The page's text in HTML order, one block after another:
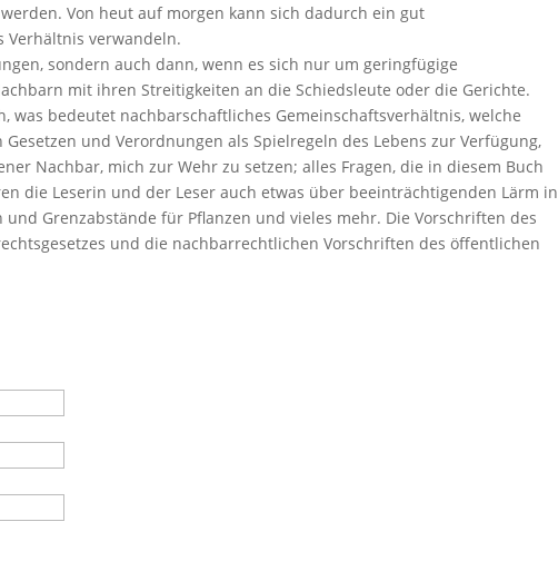
Von heut auf morgen kann sich dadurch ein gut
Verhältnis verwandeln.
sondern auch dann, wenn es sich nur um geringfügige
mit ihren Streitigkeiten an die Schiedsleute oder die Gerichte.
was bedeutet nachbarschaftliches Gemeinschaftsverhältnis, welche
und Verordnungen als Spielregeln des Lebens zur Verfügung,
Nachbar, mich zur Wehr zu setzen; alles Fragen, die in diesem Buch
die Leserin und der Leser auch etwas über beeinträchtigenden Lärm in
Grenzabstände für Pflanzen und vieles mehr. Die Vorschriften des
und die nachbarrechtlichen Vorschriften des öffentlichen